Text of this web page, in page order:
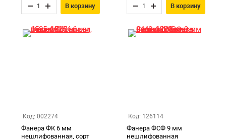
В корзину В корзину
Код: 002274
Фанера ФК 6 мм
нешлифованная, сорт
Код: 126114
Фанера ФСФ 9 мм
нешлифованная